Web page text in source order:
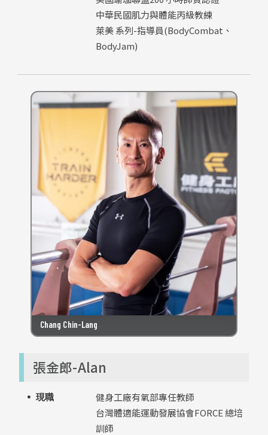
中華民國肌力與體能丙級教練
萊美 系列-指導員(BodyCombat、
BodyJam)
Chang Chin-Lang
張金郎-Alan
現職
健身工廠有氧部專任教師
台灣體適能運動發展協會FORCE 總培
訓師